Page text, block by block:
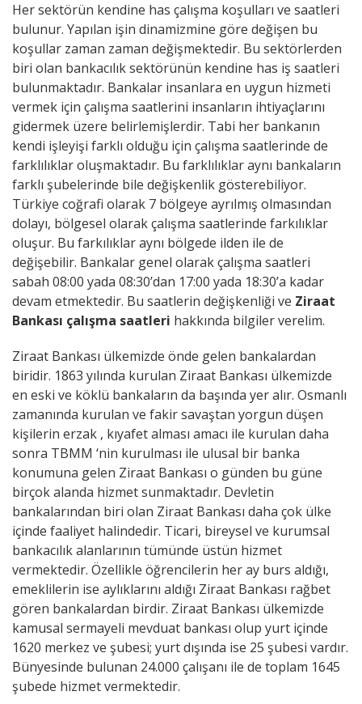
Her sektörün kendine has çalışma koşulları ve saatleri
bulunur. Yapılan işin dinamizmine göre değişen bu
koşullar zaman zaman değişmektedir. Bu sektörlerden
biri olan bankacılık sektörünün kendine has iş saatleri
bulunmaktadır. Bankalar insanlara en uygun hizmeti
vermek için çalışma saatlerini insanların ihtiyaçlarını
gidermek üzere belirlemişlerdir. Tabi her bankanın
kendi işleyişi farklı olduğu için çalışma saatlerinde de
farklılıklar oluşmaktadır. Bu farklılıklar aynı bankaların
farklı şubelerinde bile değişkenlik gösterebiliyor.
Türkiye coğrafi olarak 7 bölgeye ayrılmış olmasından
dolayı, bölgesel olarak çalışma saatlerinde farkılıklar
oluşur. Bu farkılıklar aynı bölgede ilden ile de
değişebilir. Bankalar genel olarak çalışma saatleri
sabah 08:00 yada 08:30’dan 17:00 yada 18:30’a kadar
devam etmektedir. Bu saatlerin değişkenliği ve Ziraat
Bankası çalışma saatleri hakkında bilgiler verelim.
Ziraat Bankası ülkemizde önde gelen bankalardan
biridir. 1863 yılında kurulan Ziraat Bankası ülkemizde
en eski ve köklü bankaların da başında yer alır. Osmanlı
zamanında kurulan ve fakir savaştan yorgun düşen
kişilerin erzak , kıyafet alması amacı ile kurulan daha
sonra TBMM ‘nin kurulması ile ulusal bir banka
konumuna gelen Ziraat Bankası o günden bu güne
birçok alanda hizmet sunmaktadır. Devletin
bankalarından biri olan Ziraat Bankası daha çok ülke
içinde faaliyet halindedir. Ticari, bireysel ve kurumsal
bankacılık alanlarının tümünde üstün hizmet
vermektedir. Özellikle öğrencilerin her ay burs aldığı,
emeklilerin ise aylıklarını aldığı Ziraat Bankası rağbet
gören bankalardan birdir. Ziraat Bankası ülkemizde
kamusal sermayeli mevduat bankası olup yurt içinde
1620 merkez ve şubesi; yurt dışında ise 25 şubesi vardır.
Bünyesinde bulunan 24.000 çalışanı ile de toplam 1645
şubede hizmet vermektedir.